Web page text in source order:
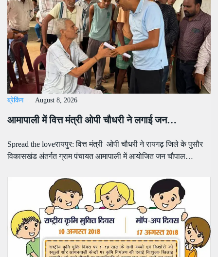
ब्रेकिंग August 8, 2026
आमापाली में वित्त मंत्री ओपी चौधरी ने लगाई जन…
Spread the loveरायपुर: वित्त मंत्री ओपी चौधरी ने रायगढ़ जिले के पुसौर
विकासखंड अंतर्गत ग्राम पंचायत आमापाली में आयोजित जन चौपाल…